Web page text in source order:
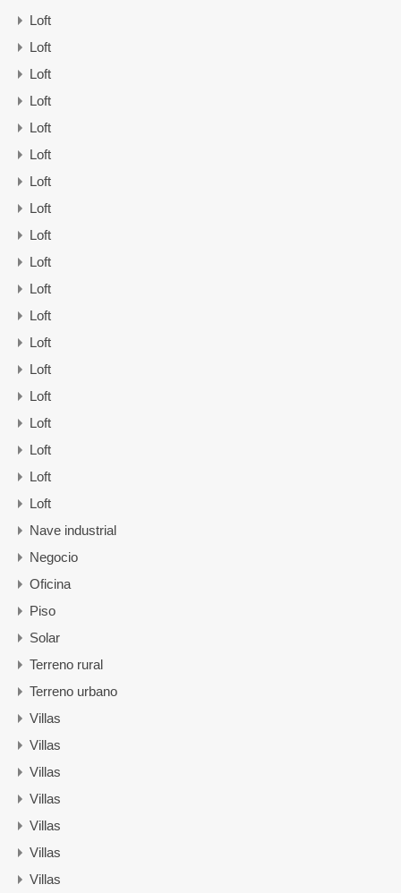
Loft
Loft
Loft
Loft
Loft
Loft
Loft
Loft
Loft
Loft
Loft
Loft
Loft
Loft
Loft
Loft
Loft
Loft
Loft
Nave industrial
Negocio
Oficina
Piso
Solar
Terreno rural
Terreno urbano
Villas
Villas
Villas
Villas
Villas
Villas
Villas